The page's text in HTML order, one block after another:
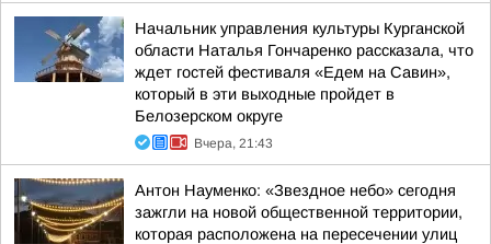
Начальник управления культуры Курганской
области Наталья Гончаренко рассказала, что
ждет гостей фестиваля «Едем на Савин»,
который в эти выходные пройдет в
Белозерском округе
Вчера, 21:43
Антон Науменко: «Звездное небо» сегодня
зажгли на новой общественной территории,
которая расположена на пересечении улиц